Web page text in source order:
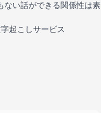
ない話ができる関係性は素
起こしサービス